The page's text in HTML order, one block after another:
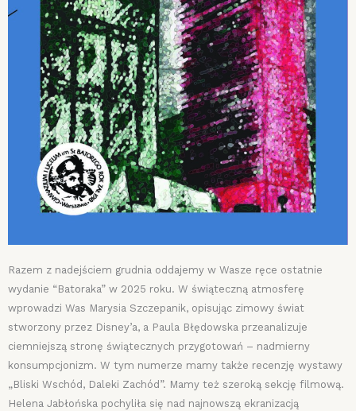
Razem z nadejściem grudnia oddajemy w Wasze ręce ostatnie
wydanie “Batoraka” w 2025 roku. W świąteczną atmosferę
wprowadzi Was Marysia Szczepanik, opisując zimowy świat
stworzony przez Disney’a, a Paula Błędowska przeanalizuje
ciemniejszą stronę świątecznych przygotowań – nadmierny
konsumpcjonizm. W tym numerze mamy także recenzję wystawy
„Bliski Wschód, Daleki Zachód”. Mamy też szeroką sekcję filmową.
Helena Jabłońska pochyliła się nad najnowszą ekranizacją